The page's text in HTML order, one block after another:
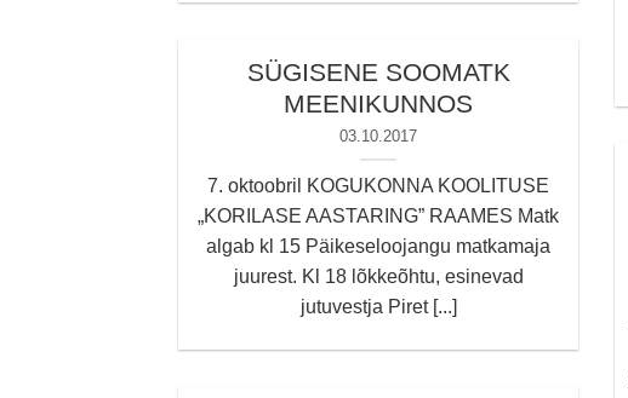
SÜGISENE SOOMATK
MEENIKUNNOS
03.10.2017
7. oktoobril KOGUKONNA KOOLITUSE
„KORILASE AASTARING” RAAMES Matk
algab kl 15 Päikeseloojangu matkamaja
juurest. Kl 18 lõkkeõhtu, esinevad
jutuvestja Piret [...]